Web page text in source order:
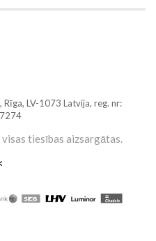
Rīga, LV-1073 Latvija, reg. nr:
visas tiesības aizsargātas